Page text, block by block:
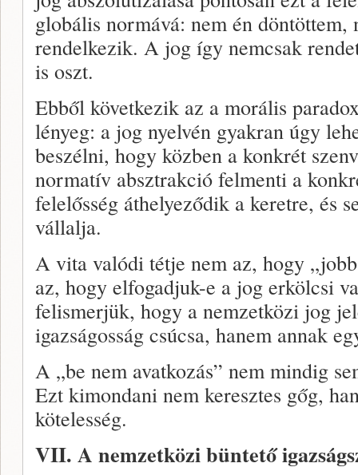
globális normává: nem én
rendelkezik. A jog így nemcsak
is oszt.
Ebből következik az a morális
lényeg: a jog nyelvén gyakran úgy
beszélni, hogy közben a konkrét
normatív absztrakció felmenti a
felelősség áthelyeződik a keretre, és
vállalja.
A vita valódi tétje nem az, hogy
az, hogy elfogadjuk-e a jog erkölcsi
felismerjük, hogy a nemzetközi jog
igazságosság csúcsa, hanem annak
A „be nem avatkozás” nem mindig
Ezt kimondani nem keresztes gőg,
kötelesség.
VII. A nemzetközi büntető